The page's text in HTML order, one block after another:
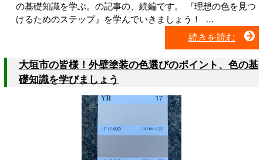
の基礎知識を学ぶ。の記事の、続編です。 『理想の色を見つ
けるためのステップ』を学んでいきましょう！ …
続きを読む
大垣市の皆様！外壁塗装の色選びのポイント、色の基
礎知識を学びましょう